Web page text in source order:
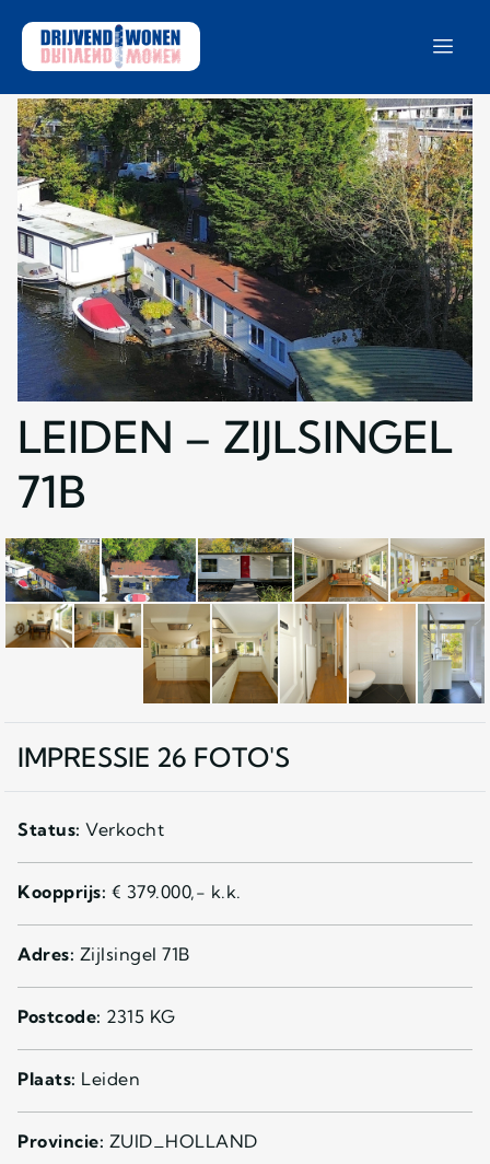
LEIDEN – ZIJLSINGEL
71B
IMPRESSIE 26 FOTO'S
Status: Verkocht
Koopprijs: € 379.000,- k.k.
Adres: Zijlsingel 71B
Postcode: 2315 KG
Plaats: Leiden
Provincie: ZUID_HOLLAND